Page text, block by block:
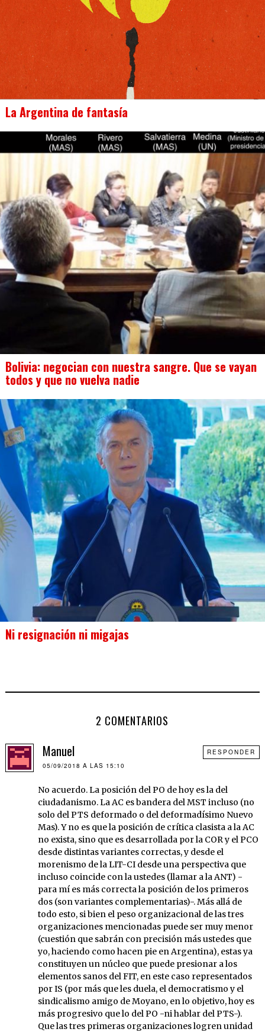
La Argentina de fantasía
Bolivia: negocian con nuestra sangre. Que se vayan
todos y que no vuelva nadie
Ni resignación ni migajas
2 COMENTARIOS
Manuel
05/09/2018 A LAS 15:10
No acuerdo. La posición del PO de hoy es la del
ciudadanismo. La AC es bandera del MST incluso (no
solo del PTS deformado o del deformadísimo Nuevo
Mas). Y no es que la posición de crítica clasista a la AC
no exista, sino que es desarrollada por la COR y el PCO
desde distintas variantes correctas, y desde el
morenismo de la LIT-CI desde una perspectiva que
incluso coincide con la ustedes (llamar a la ANT) -
para mí es más correcta la posición de los primeros
dos (son variantes complementarias)-. Más allá de
todo esto, si bien el peso organizacional de las tres
organizaciones mencionadas puede ser muy menor
(cuestión que sabrán con precisión más ustedes que
yo, haciendo como hacen pie en Argentina), estas ya
constituyen un núcleo que puede presionar a los
elementos sanos del FIT, en este caso representados
por IS (por más que les duela, el democratismo y el
sindicalismo amigo de Moyano, en lo objetivo, hoy es
más progresivo que lo del PO -ni hablar del PTS-).
Que las tres primeras organizaciones logren unidad
RESPONDER